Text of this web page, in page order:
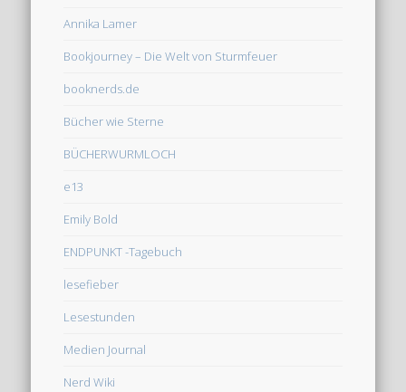
Annika Lamer
Bookjourney – Die Welt von Sturmfeuer
booknerds.de
Bücher wie Sterne
BÜCHERWURMLOCH
e13
Emily Bold
ENDPUNKT -Tagebuch
lesefieber
Lesestunden
Medien Journal
Nerd Wiki